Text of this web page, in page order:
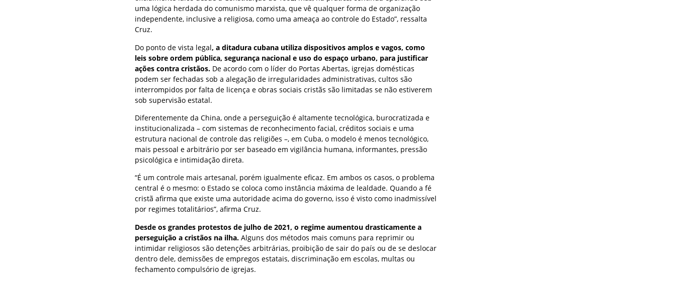
uma lógica herdada do comunismo marxista, que vê qualquer forma de organização
independente, inclusive a religiosa, como uma ameaça ao controle do Estado”, ressalta
Cruz.
Do ponto de vista legal, a ditadura cubana utiliza dispositivos amplos e vagos, como
leis sobre ordem pública, segurança nacional e uso do espaço urbano, para justificar
ações contra cristãos. De acordo com o líder do Portas Abertas, igrejas domésticas
podem ser fechadas sob a alegação de irregularidades administrativas, cultos são
interrompidos por falta de licença e obras sociais cristãs são limitadas se não estiverem
sob supervisão estatal.
Diferentemente da China, onde a perseguição é altamente tecnológica, burocratizada e
institucionalizada – com sistemas de reconhecimento facial, créditos sociais e uma
estrutura nacional de controle das religiões –, em Cuba, o modelo é menos tecnológico,
mais pessoal e arbitrário por ser baseado em vigilância humana, informantes, pressão
psicológica e intimidação direta.
“É um controle mais artesanal, porém igualmente eficaz. Em ambos os casos, o problema
central é o mesmo: o Estado se coloca como instância máxima de lealdade. Quando a fé
cristã afirma que existe uma autoridade acima do governo, isso é visto como inadmissível
por regimes totalitários”, afirma Cruz.
Desde os grandes protestos de julho de 2021, o regime aumentou drasticamente a
perseguição a cristãos na ilha. Alguns dos métodos mais comuns para reprimir ou
intimidar religiosos são detenções arbitrárias, proibição de sair do país ou de se deslocar
dentro dele, demissões de empregos estatais, discriminação em escolas, multas ou
fechamento compulsório de igrejas.